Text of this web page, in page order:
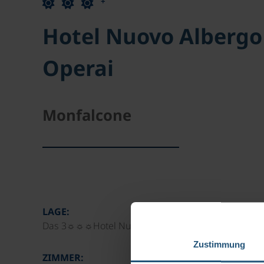
Zustimmung
Hotel Nuovo Albergo
Operai
Monfalcone
LAGE:
Das 3☼☼☼Hotel Nuovo Albergo Operai liegt im
ZIMMER: